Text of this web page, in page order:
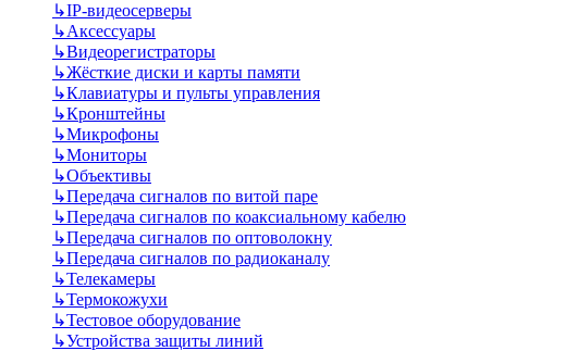
↳IP-видеосерверы
↳Аксессуары
↳Видеорегистраторы
↳Жёсткие диски и карты памяти
↳Клавиатуры и пульты управления
↳Кронштейны
↳Микрофоны
↳Мониторы
↳Объективы
↳Передача сигналов по витой паре
↳Передача сигналов по коаксиальному кабелю
↳Передача сигналов по оптоволокну
↳Передача сигналов по радиоканалу
↳Телекамеры
↳Термокожухи
↳Тестовое оборудование
↳Устройства защиты линий